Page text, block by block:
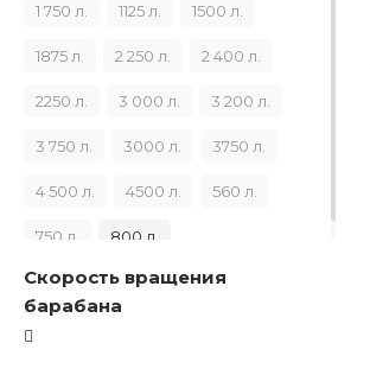
1 750 л. 1125 л. 1500 л.
1875 л. 2 250 л. 2 400 л.
2250 л. 3 000 л. 3 200 л.
3 750 л. 3000 л. 3750 л.
4 500 л. 4500 л. 560 л.
750 л. 800 л.
Скорость вращения
барабана